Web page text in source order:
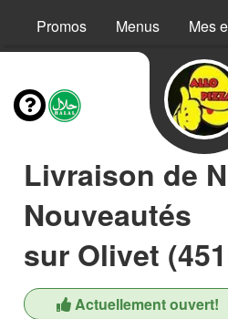
Promos Menus Mes
Livraison de
Nouveautés
sur Olivet
Actuellement ouvert!